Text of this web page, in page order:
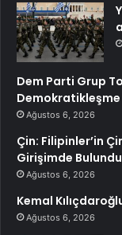
Dem Parti Grup
Demokratikleşme
Ağustos 6, 2026
Çin: Filipinler’in
Girişimde
Ağustos 6, 2026
Kemal
Ağustos 6, 2026